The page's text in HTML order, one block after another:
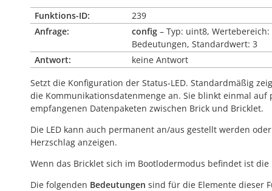
Funktions-ID:
239
Anfrage:
config – Typ: uint8, Wertebereich:
Bedeutungen, Standardwert: 3
Antwort:
keine Antwort
Setzt die Konfiguration der Status-LED. Standardmäßig
die Kommunikationsdatenmenge an. Sie blinkt einmal auf
empfangenen Datenpaketen zwischen Brick und Bricklet.
Die LED kann auch permanent an/aus gestellt werden
Herzschlag anzeigen.
Wenn das Bricklet sich im Bootlodermodus befindet ist die
Die folgenden Bedeutungen sind für die Elemente dieser